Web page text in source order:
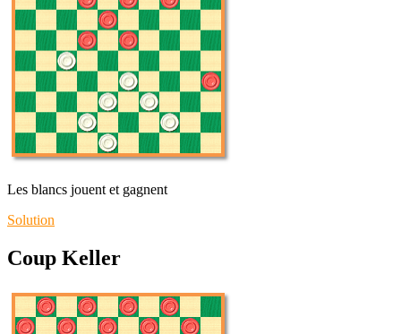
Les blancs jouent et gagnent
Solution
Coup Keller